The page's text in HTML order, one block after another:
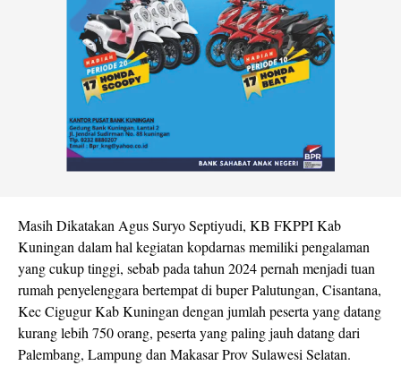
Masih Dikatakan Agus Suryo Septiyudi, KB FKPPI Kab
Kuningan dalam hal kegiatan kopdarnas memiliki pengalaman
yang cukup tinggi, sebab pada tahun 2024 pernah menjadi tuan
rumah penyelenggara bertempat di buper Palutungan, Cisantana,
Kec Cigugur Kab Kuningan dengan jumlah peserta yang datang
kurang lebih 750 orang, peserta yang paling jauh datang dari
Palembang, Lampung dan Makasar Prov Sulawesi Selatan.